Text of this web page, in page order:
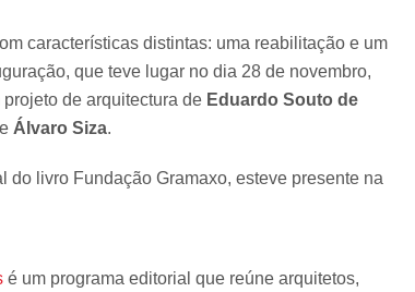
características distintas: uma reabilitação e um
que teve lugar no dia 28 de novembro,
projeto de arquitectura de Eduardo Souto de
Álvaro Siza.
livro Fundação Gramaxo, esteve presente na
é um programa editorial que reúne arquitetos,